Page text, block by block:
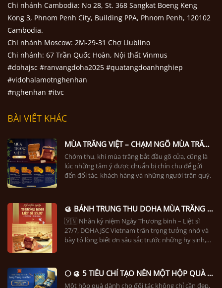
Chi nhánh Cambodia: No 28, St. 368 Sangkat Boeng Keng
Kong 3, Phnom Penh City, Building PPA, Phnom Penh, 120102
Cambodia.
Chi nhánh Moscow: 2M-29-31 Chợ Liublino
Chi nhánh: 67 Trần Quốc Hoàn, Nội thất Vinmus
#dohajsc #ranvangdoha2025 #quatangdoanhnghiep
#vidohalamotnghenhan
#nghenhan #itvc
BÀI VIẾT KHÁC
MÙA TRĂNG VIỆT – CHẠM NGÕ MÙA TRĂNG, GỬI TRAO AN LÀNH
Chớm thu, khi mùa trăng bắt đầu gõ cửa, cũng là
lúc những tâm ý được chuẩn bị chỉn chu để gửi
đến đối tác, khách hàng và những người trân quý.
🥮 BÁNH TRUNG THU DOHA MÙA TRĂNG VIỆT – GỬI MỘT TẶNG PHẨM, TRAO TRỌN LÒNG BIẾT ƠN
🇻🇳 Nhân kỷ niệm Ngày Thương binh – Liệt sĩ
27/7, DOHA JSC Vietnam trân trọng tưởng nhớ và
bày tỏ lòng biết ơn sâu sắc trước những hy sinh,
🌕 🥮 5 TIÊU CHÍ TẠO NÊN MỘT HỘP QUÀ TRUNG THU XỨNG TẦM ĐỐI TÁC
Một hộp quà dành cho đối tác không chỉ cần đẹp,